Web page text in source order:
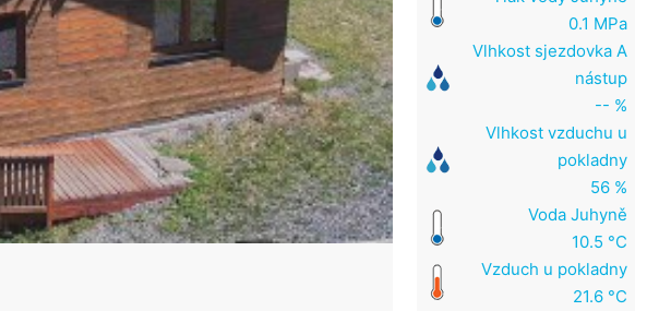
0.1 MPa
Vlhkost sjezdovka A
nástup
-- %
Vlhkost vzduchu u
pokladny
56 %
Voda Juhyně
10.5 °C
Vzduch u pokladny
21.6 °C